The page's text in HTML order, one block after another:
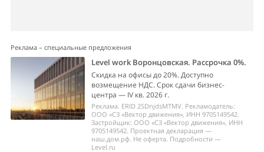
Реклама – специальные предложения
Level work Воронцовская. Рассрочка 0%.
Скидка на офисы до 20%. Доступно
возмещение НДС. Срок сдачи бизнес-
центра — IV кв. 2026 г.
Реклама. ERID 2SDnjdsMTMV. Рекламодатель:
ООО «СЗ «Вектор движения», ИНН 9705149542.
Застройщик: ООО «СЗ «Вектор движения», ИНН
9705149542. Проектная декларация —
наш.дом.рф. Не оферта. Подробности —
Level.ru